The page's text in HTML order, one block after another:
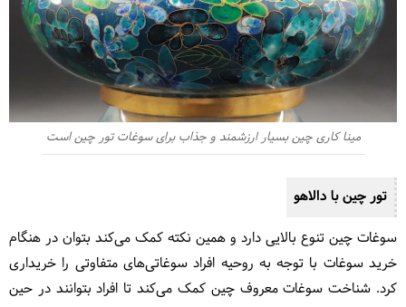
مینا کاری چین بسیار ارزشمند و جذاب برای سوغات تور چین است
تور چین با دالاهو
سوغات چین تنوع بالایی دارد و همین نکته کمک می‌کند بتوان در هنگام
خرید سوغات با توجه به روحیه افراد سوغاتی‌های متفاوتی را خریداری
کرد. شناخت سوغات معروف چین کمک می‌کند تا افراد بتوانند در حین